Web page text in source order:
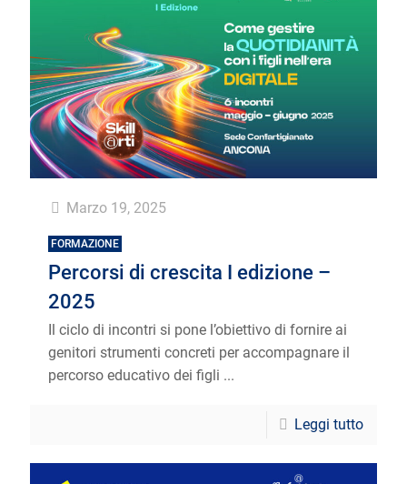
Marzo 19, 2025
FORMAZIONE
Percorsi di crescita I edizione –
2025
Il ciclo di incontri si pone l’obiettivo di fornire ai
genitori strumenti concreti per accompagnare il
percorso educativo dei figli ...
Leggi tutto